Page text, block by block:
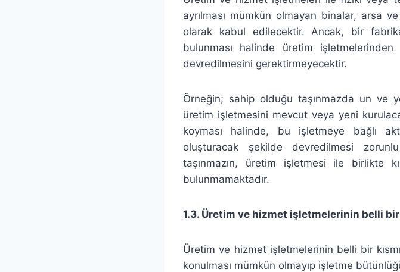
ayrılması mümkün olmayan binalar, arsa
olarak kabul edilecektir. Ancak, bir
bulunması halinde üretim
devredilmesini gerektirmeyecektir.
Örneğin; sahip olduğu taşınmazda un
üretim işletmesini mevcut veya yeni
koyması halinde, bu işletmeye bağlı
oluşturacak şekilde devredilmesi
taşınmazın, üretim işletmesi ile birlikte
bulunmamaktadır.
1.3. Üretim ve hizmet işletmelerinin belli bir
Üretim ve hizmet işletmelerinin belli bir
konulması mümkün olmayıp işletme